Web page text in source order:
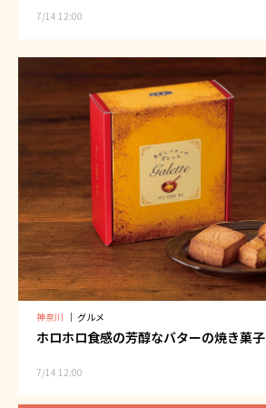
7/14 12:00
神奈川 ｜ グルメ
ホロホロ食感の芳醇なバターの焼き菓子
7/14 12:00